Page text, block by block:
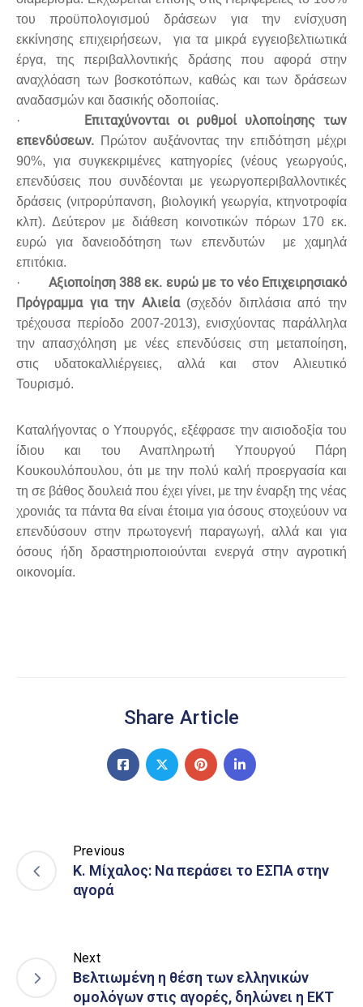
του προϋπολογισμού δράσεων για την ενίσχυση
εκκίνησης επιχειρήσεων, για τα μικρά εγγειοβελτιωτικά
έργα, της περιβαλλοντικής δράσης που αφορά στην
αναχλόαση των βοσκοτόπων, καθώς και των δράσεων
αναδασμών και δασικής οδοποιίας.
·
Επιταχύνονται οι ρυθμοί υλοποίησης των
επενδύσεων. Πρώτον αυξάνοντας την επιδότηση μέχρι
90%, για συγκεκριμένες κατηγορίες (νέους γεωργούς,
επενδύσεις που συνδέονται με γεωργοπεριβαλλοντικές
δράσεις (νιτρορύπανση, βιολογική γεωργία, κτηνοτροφία
κλπ). Δεύτερον με διάθεση κοινοτικών πόρων 170 εκ.
ευρώ για δανειοδότηση των επενδυτών με χαμηλά
επιτόκια.
· Αξιοποίηση 388 εκ. ευρώ με το νέο Επιχειρησιακό
Πρόγραμμα για την Αλιεία(σχεδόν διπλάσια από την
τρέχουσα περίοδο 2007-2013), ενισχύοντας παράλληλα
την απασχόληση με νέες επενδύσεις στη μεταποίηση,
στις υδατοκαλλιέργειες, αλλά και στον Αλιευτικό
Τουρισμό.
Καταλήγοντας ο Υπουργός, εξέφρασε την αισιοδοξία του
ίδιου και του Αναπληρωτή Υπουργού Πάρη
Κουκουλόπουλου, ότι με την πολύ καλή προεργασία και
τη σε βάθος δουλειά που έχει γίνει, με την έναρξη της νέας
χρονιάς τα πάντα θα είναι έτοιμα για όσους στοχεύουν να
επενδύσουν στην πρωτογενή παραγωγή, αλλά και για
όσους ήδη δραστηριοποιούνται ενεργά στην αγροτική
οικονομία.
Share Article
Previous
Κ. Μίχαλος: Να περάσει το ΕΣΠΑ στην
αγορά
Next
Βελτιωμένη η θέση των ελληνικών
ομολόγων στις αγορές, δηλώνει η ΕΚΤ